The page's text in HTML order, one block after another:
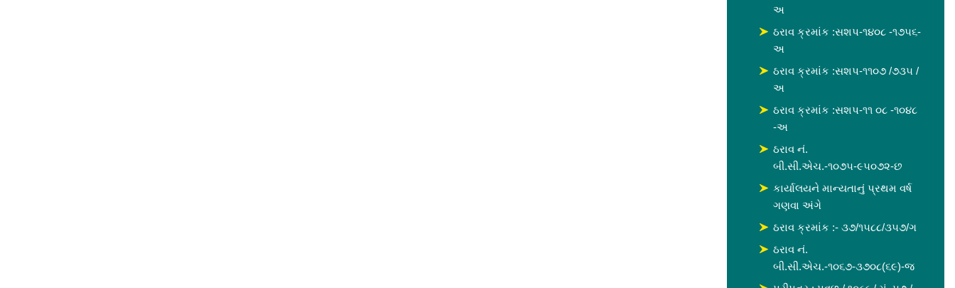
અ
ઠરાવ ક્રમાંક :સશપ-૧૪૦૮ -૧૭૫૬-
અ
ઠરાવ ક્રમાંક :સશપ-૧૧૦૭ /૭૩૫ /
અ
ઠરાવ ક્રમાંક :સશપ-૧૧ ૦૮ -૧૦૪૮
-અ
ઠરાવ નં.
બી.સી.એચ.-૧૦૭૫-૯૫૦૭૨-છ
કાર્યાલયને માન્યતાનું પ્રથમ વર્ષ
ગણવા અંગે
ઠરાવ ક્રમાંક :- ૩૭/૧૫૮૮/૩૫૭/ગ
ઠરાવ નં.
બી.સી.એચ.-૧૦૬૭-૩૭૦૮(૬૯)-જ